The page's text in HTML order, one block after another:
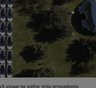
uwagę na wpływ stylu prowadzenia